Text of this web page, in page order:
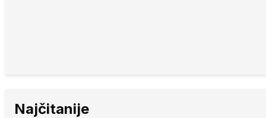
Najčitanije